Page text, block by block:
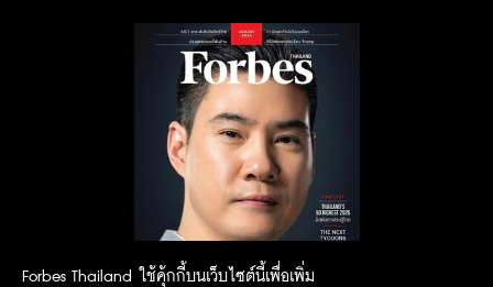
Forbes Thailand ใช้คุ้กกี้บนเว็บไซต์นี้เพื่อเพิ่ม